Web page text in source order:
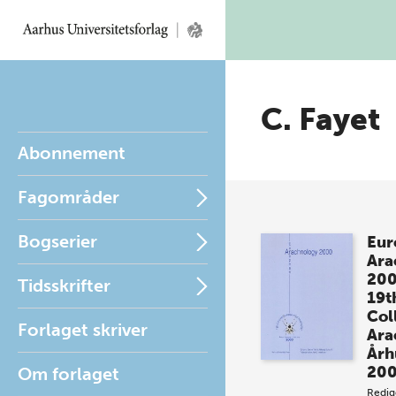
Abonnement
Fagområder
Bogserier
Tidsskrifter
Forlaget skriver
Om forlaget
C. Fayet